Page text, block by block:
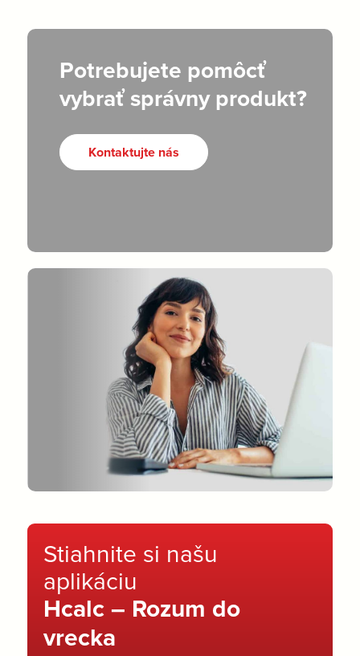
Potrebujete pomôcť
vybrať správny produkt?
Kontaktujte nás
Stiahnite si našu
aplikáciu
Hcalc – Rozum do
vrecka